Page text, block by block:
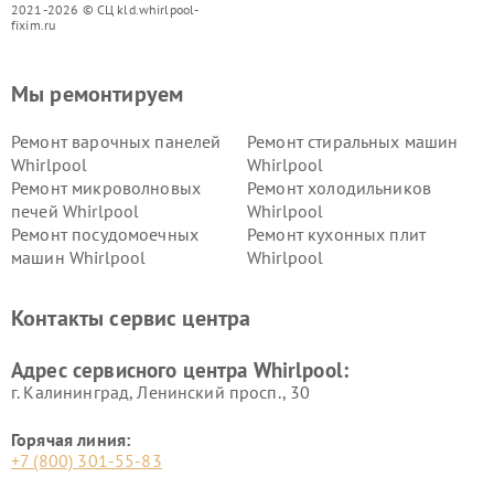
2021-2026 © СЦ kld.whirlpool-
fixim.ru
Мы ремонтируем
Ремонт варочных панелей
Whirlpool
Ремонт стиральных машин
Whirlpool
Ремонт микроволновых
печей Whirlpool
Ремонт холодильников
Whirlpool
Ремонт посудомоечных
машин Whirlpool
Ремонт кухонных плит
Whirlpool
Контакты сервис центра
Адрес сервисного центра Whirlpool:
г. Калининград, Ленинский просп., 30
Горячая линия:
+7 (800) 301-55-83